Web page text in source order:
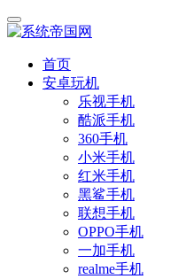
首页
安卓玩机
乐视手机
酷派手机
360手机
小米手机
红米手机
黑鲨手机
联想手机
OPPO手机
一加手机
realme手机